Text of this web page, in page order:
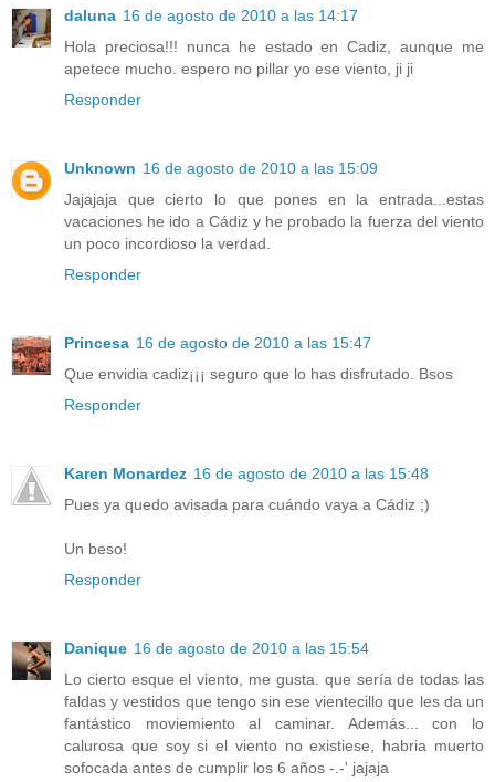
daluna 16 de agosto de 2010 a las 14:17
Hola preciosa!!! nunca he estado en Cadiz, aunque me
apetece mucho. espero no pillar yo ese viento, ji ji
Responder
Unknown 16 de agosto de 2010 a las 15:09
Jajajaja que cierto lo que pones en la entrada...estas
vacaciones he ido a Cádiz y he probado la fuerza del viento
un poco incordioso la verdad.
Responder
Princesa 16 de agosto de 2010 a las 15:47
Que envidia cadiz¡¡¡ seguro que lo has disfrutado. Bsos
Responder
Karen Monardez 16 de agosto de 2010 a las 15:48
Pues ya quedo avisada para cuándo vaya a Cádiz ;)
Un beso!
Responder
Danique 16 de agosto de 2010 a las 15:54
Lo cierto esque el viento, me gusta. que sería de todas las
faldas y vestidos que tengo sin ese vientecillo que les da un
fantástico moviemiento al caminar. Además... con lo
calurosa que soy si el viento no existiese, habria muerto
sofocada antes de cumplir los 6 años -.-' jajaja